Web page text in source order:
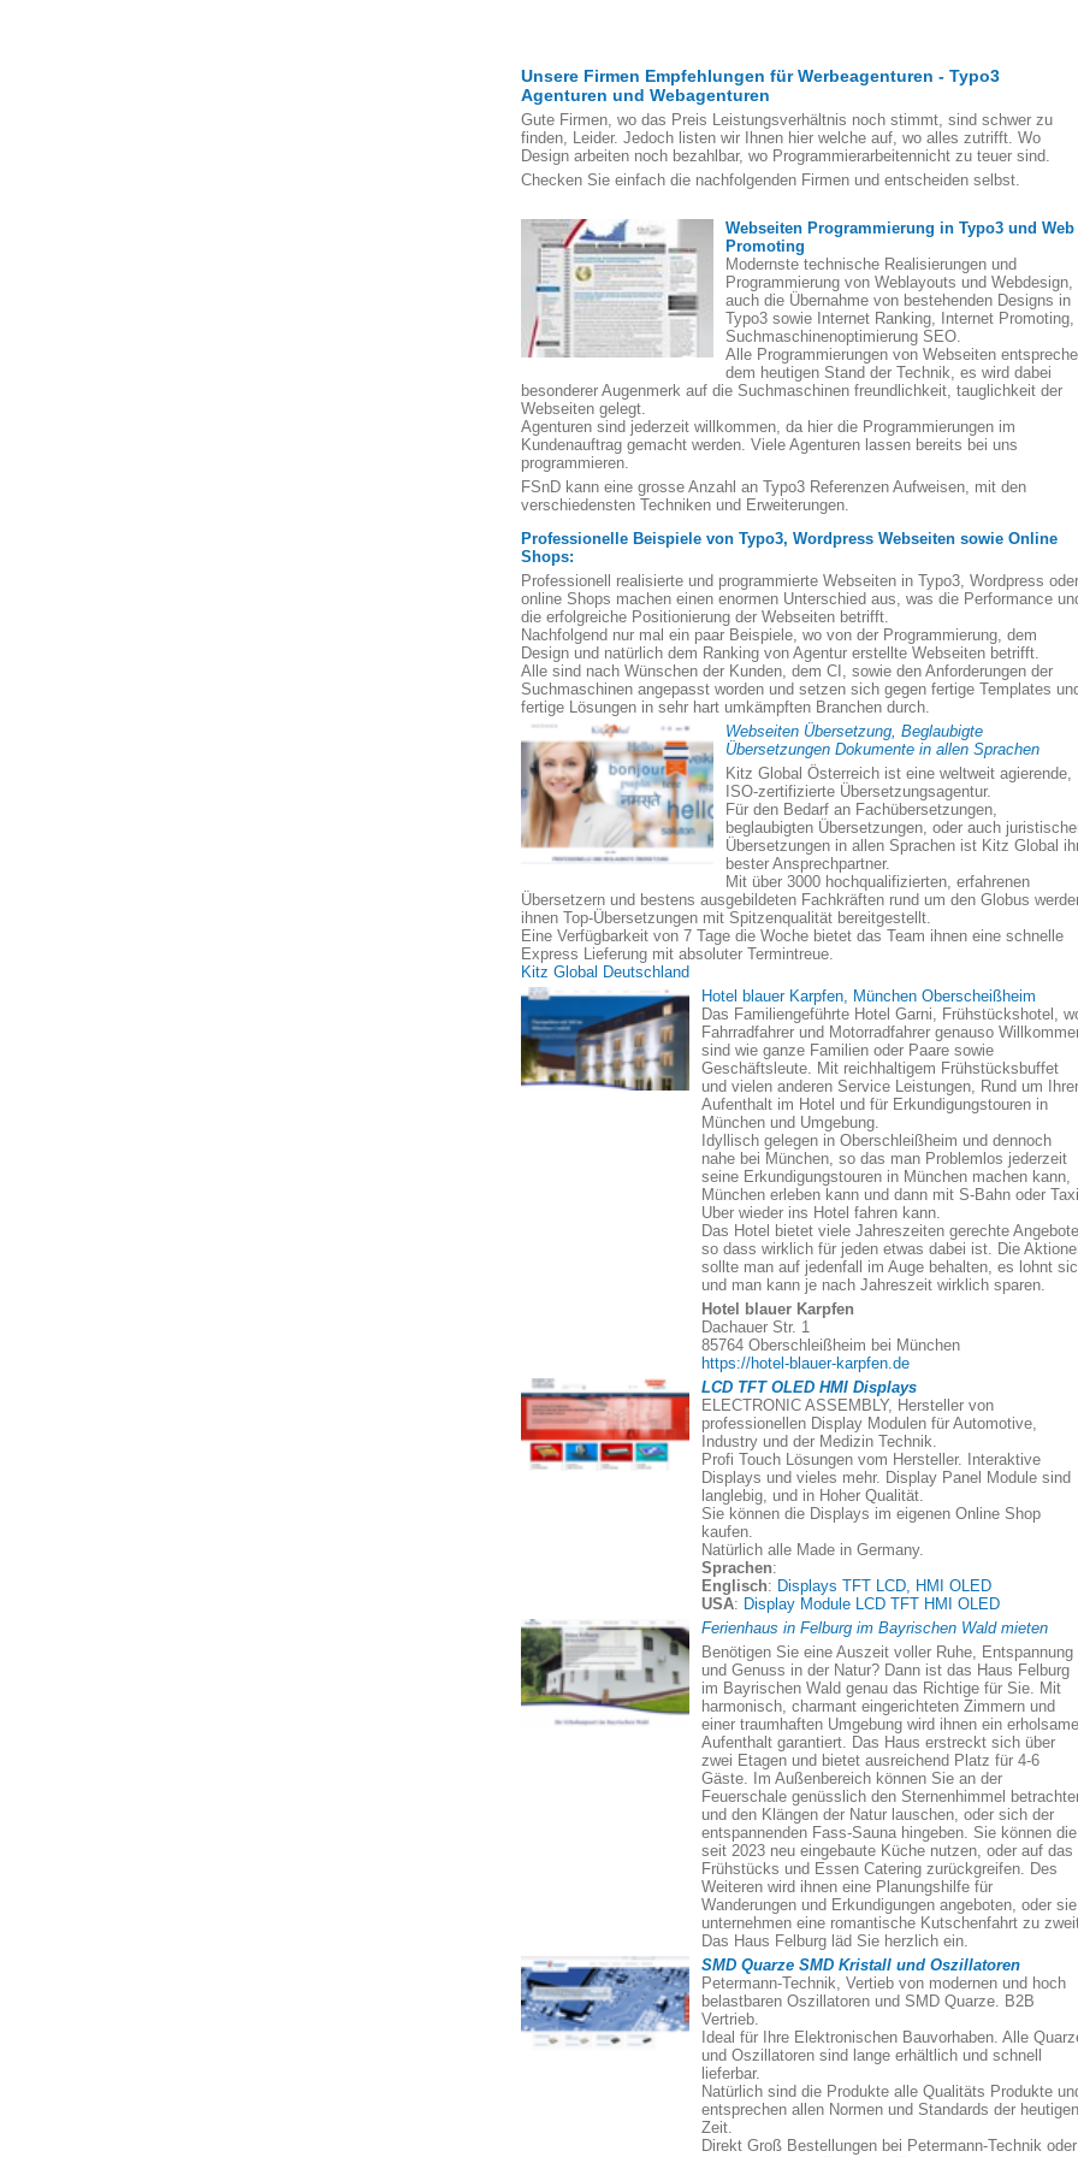
Unsere Firmen Empfehlungen für Werbeagenturen - Typo3
Agenturen und Webagenturen
Gute Firmen, wo das Preis Leistungsverhältnis noch stimmt, sind schwer zu
finden, Leider. Jedoch listen wir Ihnen hier welche auf, wo alles zutrifft. Wo
Design arbeiten noch bezahlbar, wo Programmierarbeitennicht zu teuer sind.
Checken Sie einfach die nachfolgenden Firmen und entscheiden selbst.
Webseiten Programmierung in Typo3 und Web
Promoting
Modernste technische Realisierungen und
Programmierung von Weblayouts und Webdesign,
auch die Übernahme von bestehenden Designs in
Typo3 sowie Internet Ranking, Internet Promoting,
Suchmaschinenoptimierung SEO.
Alle Programmierungen von Webseiten
dem heutigen Stand der Technik, es wird dabei
besonderer Augenmerk auf die Suchmaschinen freundlichkeit, tauglichkeit der
Webseiten gelegt.
Agenturen sind jederzeit willkommen, da hier die Programmierungen im
Kundenauftrag gemacht werden. Viele Agenturen lassen bereits bei uns
programmieren.
FSnD kann eine grosse Anzahl an Typo3 Referenzen Aufweisen, mit den
verschiedensten Techniken und Erweiterungen.
Professionelle Beispiele von Typo3, Wordpress Webseiten sowie Online
Shops:
Professionell realisierte und programmierte Webseiten in Typo3, Wordpress oder
online Shops machen einen enormen Unterschied aus, was die Performance
die erfolgreiche Positionierung der Webseiten betrifft.
Nachfolgend nur mal ein paar Beispiele, wo von der Programmierung, dem
Design und natürlich dem Ranking von Agentur erstellte Webseiten betrifft.
Alle sind nach Wünschen der Kunden, dem CI, sowie den Anforderungen der
Suchmaschinen angepasst worden und setzen sich gegen fertige Templates
fertige Lösungen in sehr hart umkämpften Branchen durch.
Webseiten Übersetzung, Beglaubigte
Übersetzungen Dokumente in allen Sprachen
Kitz Global Österreich ist eine weltweit agierende,
ISO-zertifizierte Übersetzungsagentur.
Für den Bedarf an Fachübersetzungen,
beglaubigten Übersetzungen, oder auch
Übersetzungen in allen Sprachen ist Kitz Global
bester Ansprechpartner.
Mit über 3000 hochqualifizierten, erfahrenen
Übersetzern und bestens ausgebildeten Fachkräften rund um den Globus
ihnen Top-Übersetzungen mit Spitzenqualität bereitgestellt.
Eine Verfügbarkeit von 7 Tage die Woche bietet das Team ihnen eine schnelle
Express Lieferung mit absoluter Termintreue.
Kitz Global Deutschland
Hotel blauer Karpfen, München Oberscheißheim
Das Familiengeführte Hotel Garni, Frühstückshotel,
Fahrradfahrer und Motorradfahrer genauso
sind wie ganze Familien oder Paare sowie
Geschäftsleute. Mit reichhaltigem Frühstücksbuffet
und vielen anderen Service Leistungen, Rund um
Aufenthalt im Hotel und für Erkundigungstouren in
München und Umgebung.
Idyllisch gelegen in Oberschleißheim und dennoch
nahe bei München, so das man Problemlos jederzeit
seine Erkundigungstouren in München machen kann,
München erleben kann und dann mit S-Bahn oder
Uber wieder ins Hotel fahren kann.
Das Hotel bietet viele Jahreszeiten gerechte
so dass wirklich für jeden etwas dabei ist. Die
sollte man auf jedenfall im Auge behalten, es lohnt
und man kann je nach Jahreszeit wirklich sparen.
Hotel blauer Karpfen
Dachauer Str. 1
85764 Oberschleißheim bei München
https://hotel-blauer-karpfen.de
LCD TFT OLED HMI Displays
ELECTRONIC ASSEMBLY, Hersteller von
professionellen Display Modulen für Automotive,
Industry und der Medizin Technik.
Profi Touch Lösungen vom Hersteller. Interaktive
Displays und vieles mehr. Display Panel Module sind
langlebig, und in Hoher Qualität.
Sie können die Displays im eigenen Online Shop
kaufen.
Natürlich alle Made in Germany.
Sprachen:
Englisch: Displays TFT LCD, HMI OLED
USA: Display Module LCD TFT HMI OLED
Ferienhaus in Felburg im Bayrischen Wald mieten
Benötigen Sie eine Auszeit voller Ruhe, Entspannung
und Genuss in der Natur? Dann ist das Haus Felburg
im Bayrischen Wald genau das Richtige für Sie. Mit
harmonisch, charmant eingerichteten Zimmern und
einer traumhaften Umgebung wird ihnen ein
Aufenthalt garantiert. Das Haus erstreckt sich über
zwei Etagen und bietet ausreichend Platz für 4-6
Gäste. Im Außenbereich können Sie an der
Feuerschale genüsslich den Sternenhimmel
und den Klängen der Natur lauschen, oder sich der
entspannenden Fass-Sauna hingeben. Sie können die
seit 2023 neu eingebaute Küche nutzen, oder auf das
Frühstücks und Essen Catering zurückgreifen. Des
Weiteren wird ihnen eine Planungshilfe für
Wanderungen und Erkundigungen angeboten, oder sie
unternehmen eine romantische Kutschenfahrt zu
Das Haus Felburg läd Sie herzlich ein.
SMD Quarze SMD Kristall und Oszillatoren
Petermann-Technik, Vertieb von modernen und hoch
belastbaren Oszillatoren und SMD Quarze. B2B
Vertrieb.
Ideal für Ihre Elektronischen Bauvorhaben. Alle
und Oszillatoren sind lange erhältlich und schnell
lieferbar.
Natürlich sind die Produkte alle Qualitäts Produkte
entsprechen allen Normen und Standards der heutigen
Zeit.
Direkt Groß Bestellungen bei Petermann-Technik oder